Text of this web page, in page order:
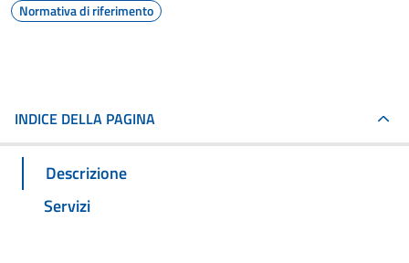
Normativa di riferimento
INDICE DELLA PAGINA
Descrizione
Servizi